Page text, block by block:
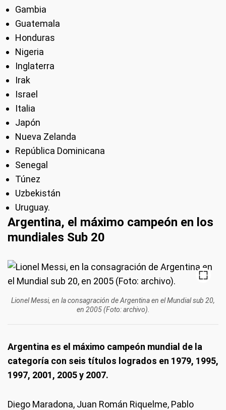
Gambia
Guatemala
Honduras
Nigeria
Inglaterra
Irak
Israel
Italia
Japón
Nueva Zelanda
República Dominicana
Senegal
Túnez
Uzbekistán
Uruguay.
Argentina, el máximo campeón en los
mundiales Sub 20
Lionel Messi, en la consagración de Argentina en el Mundial sub 20,
en 2005 (Foto: archivo).
Argentina es el máximo campeón mundial de la
categoría con seis títulos logrados en 1979, 1995,
1997, 2001, 2005 y 2007.
Diego Maradona, Juan Román Riquelme, Pablo